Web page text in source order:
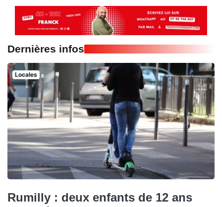
Dernières infos
Locales
Rumilly : deux enfants de 12 ans